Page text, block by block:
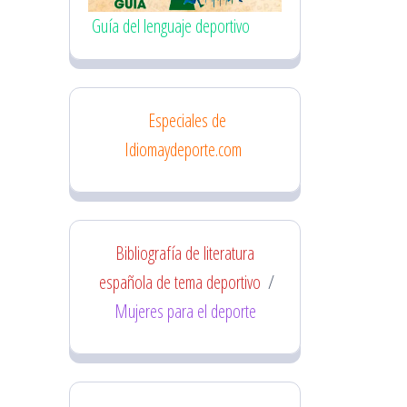
Guía del lenguaje deportivo
Especiales de
Idiomaydeporte.com
Bibliografía de literatura
española de tema deportivo /
Mujeres para el deporte